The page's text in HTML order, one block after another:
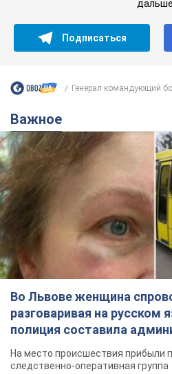
Во Львове женщина
разговаривая на русском
полиция составила
протокол. Видео
На место происшествия прибыли
следственно-оперативная группа
11,6 т.
"Воюют, потому что
Черновцах водитель
проявил неуважение к
военным и поплатился за
Видео
пассажирами и оскорблений в